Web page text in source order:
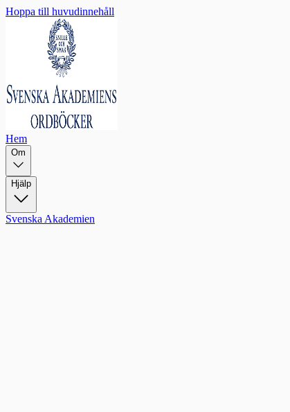
Hoppa till huvudinnehåll
Hem
Om
Hjälp
Svenska Akademien